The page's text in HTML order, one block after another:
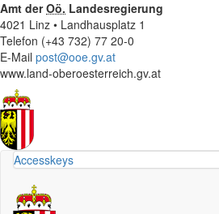
Amt derOö. Landesregierung
4021 Linz • Landhausplatz 1
Telefon (+43 732) 77 20-0
E-Mail post@ooe.gv.at
www.land-oberoesterreich.gv.at
Accesskeys